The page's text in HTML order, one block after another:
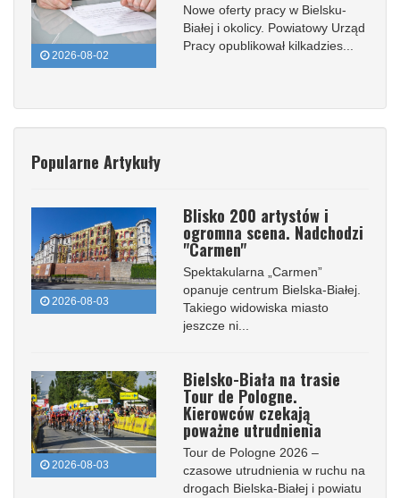
2026-08-02
Nowe oferty pracy w Bielsku-
Białej i okolicy. Powiatowy Urząd
Pracy opublikował kilkadzies...
Popularne Artykuły
2026-08-03
Blisko 200 artystów i
ogromna scena. Nadchodzi
"Carmen"
Spektakularna „Carmen”
opanuje centrum Bielska-Białej.
Takiego widowiska miasto
jeszcze ni...
2026-08-03
Bielsko-Biała na trasie
Tour de Pologne.
Kierowców czekają
poważne utrudnienia
Tour de Pologne 2026 –
czasowe utrudnienia w ruchu na
drogach Bielska-Białej i powiatu